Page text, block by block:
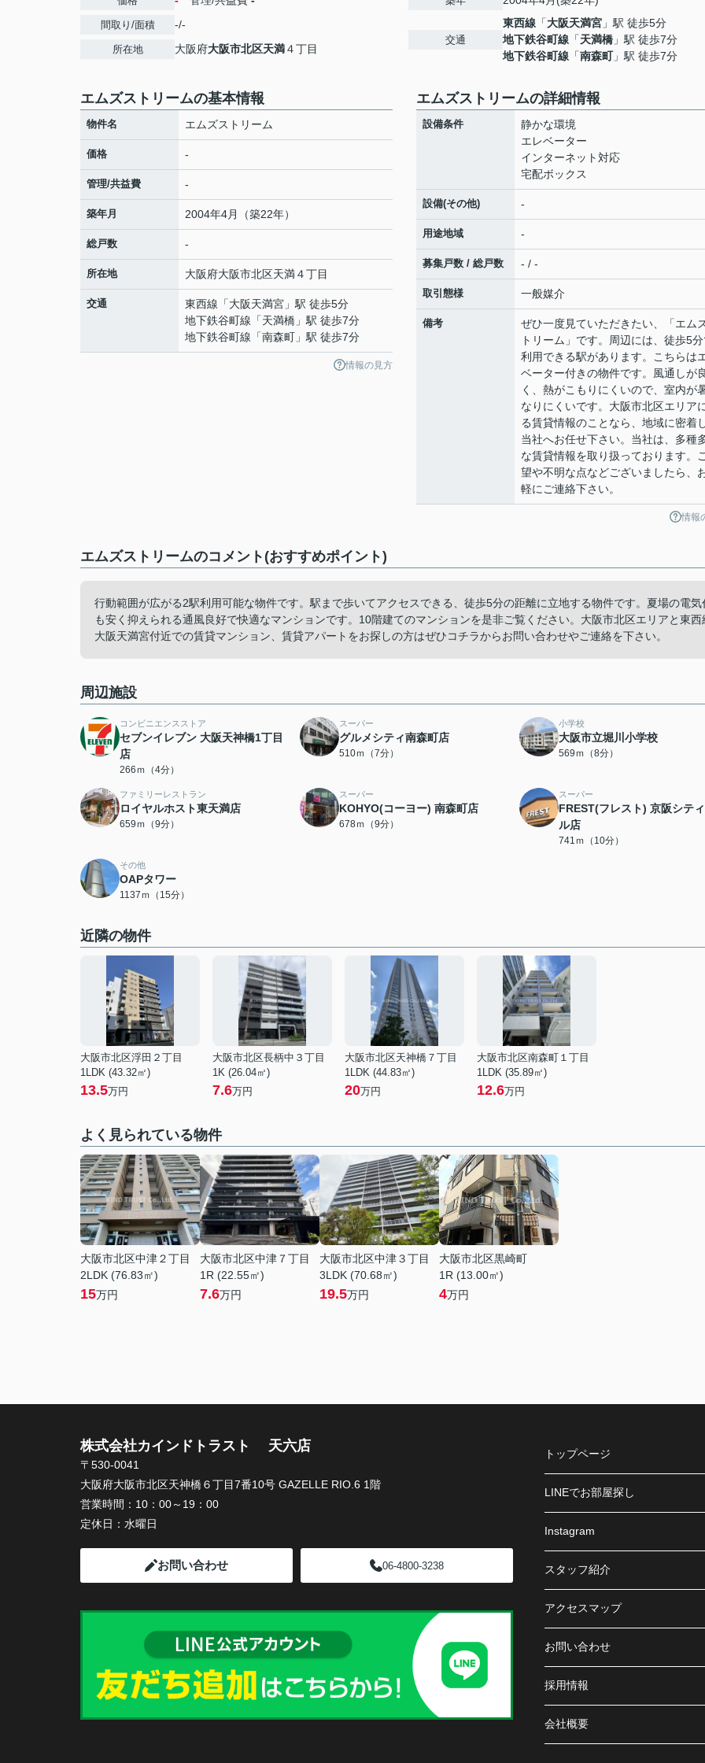
間取り/面積 -/-
所在地 大阪府大阪市北区天満４丁目
交通
東西線 「大阪天満宮 」駅 徒歩5分
地下鉄谷町線 「天満橋 」駅 徒歩7分
地下鉄谷町線 「南森町」駅 徒歩7分
エムズストリームの基本情報
物件名 エムズストリーム
価格 -
管理/共益費 -
築年月 2004年4月（築22年）
総戸数 -
所在地 大阪府大阪市北区天満４丁目
交通 東西線 「大阪天満宮 」駅 徒歩5分
地下鉄谷町線 「天満橋 」駅 徒歩7分
地下鉄谷町線 「南森町 」駅 徒歩7分
情報の見方
エムズストリームの詳細情報
設備条件
静かな環境
エレベーター
インターネット対応
宅配ボックス
設備(その他) -
用途地域 -
募集戸数 / 総戸数 - / -
取引態様 一般媒介
備考
ぜひ一度見ていただきたい、「エム
トリーム」です。周辺には、徒歩5
利用できる駅があります。こちらは
ベーター付きの物件です。風通しが
く、熱がこもりにくいので、室内が
なりにくいです。大阪市北区エリア
る賃貸情報のことなら、地域に密着
当社へお任せ下さい。当社は、多種
な賃貸情報を取り扱っております。
望や不明な点などございましたら、
軽にご連絡下さい。
情報
エムズストリームのコメント(おすすめポイント)
行動範囲が広がる2駅利用可能な物件です。駅まで歩いてアクセスできる、徒歩5分の距離に立地する物件です。夏場の電気
も安く抑えられる通風良好で快適なマンションです。10階建てのマンションを是非ご覧ください。大阪市北区エリアと東西
大阪天満宮付近での賃貸マンション、賃貸アパートをお探しの方はぜひコチラからお問い合わせやご連絡を下さい。
周辺施設
コンビニエンスストア
セブンイレブン 大阪天神橋1丁目
店
266ｍ（4分）
スーパー
グルメシティ南森町店
510ｍ（7分）
小学校
大阪市立堀川小学校
569ｍ（8分）
ファミリーレストラン
ロイヤルホスト東天満店
659ｍ（9分）
スーパー
KOHYO(コーヨー) 南森町店
678ｍ（9分）
スーパー
FREST(フレスト) 京阪シテ
ル店
741ｍ（10分）
その他
OAPタワー
1137ｍ（15分）
近隣の物件
大阪市北区浮田２丁目
1LDK (43.32㎡)
13.5万円
大阪市北区長柄中３丁目
1K (26.04㎡)
7.6万円
大阪市北区天神橋７丁目
1LDK (44.83㎡)
20万円
大阪市北区南森町１丁目
1LDK (35.89㎡)
12.6万円
よく見られている物件
大阪市北区中津２丁目
2LDK (76.83㎡)
15万円
大阪市北区中津７丁目
1R (22.55㎡)
7.6万円
大阪市北区中津３丁目
3LDK (70.68㎡)
19.5万円
大阪市北区黒崎町
1R (13.00㎡)
4万円
株式会社カインドトラスト 天六店
〒530-0041
大阪府大阪市北区天神橋６丁目7番10号 GAZELLE RIO.6 1階
営業時間： 10：00～19：00
定休日： 水曜日
お問い合わせ 06-4800-3238
トップページ
LINEでお部屋探し
Instagram
スタッフ紹介
アクセスマップ
お問い合わせ
採用情報
会社概要